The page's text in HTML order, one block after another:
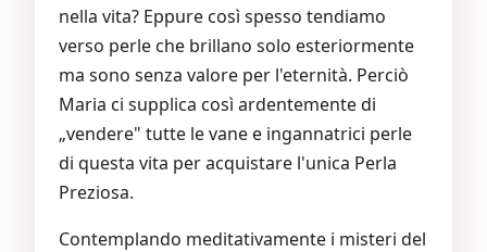
nella vita? Eppure così spesso tendiamo
verso perle che brillano solo esteriormente
ma sono senza valore per l'eternità. Perciò
Maria ci supplica così ardentemente di
„vendere" tutte le vane e ingannatrici perle
di questa vita per acquistare l'unica Perla
Preziosa.
Contemplando meditativamente i misteri del